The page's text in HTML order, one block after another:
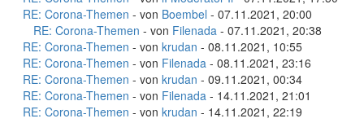
RE: Corona-Themen - von Boembel - 07.11.2021, 20:00
RE: Corona-Themen - von Filenada - 07.11.2021, 20:38
RE: Corona-Themen - von krudan - 08.11.2021, 10:55
RE: Corona-Themen - von Filenada - 08.11.2021, 23:16
RE: Corona-Themen - von krudan - 09.11.2021, 00:34
RE: Corona-Themen - von Filenada - 14.11.2021, 21:01
RE: Corona-Themen - von krudan - 14.11.2021, 22:19